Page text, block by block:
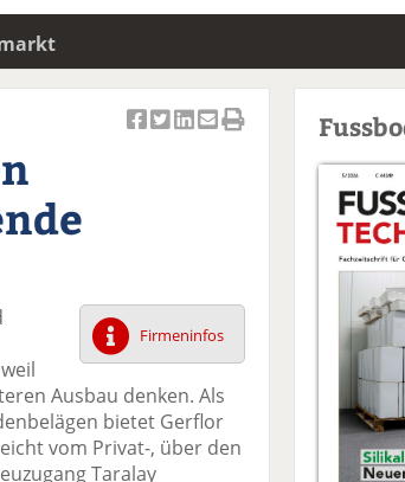
F
ac
e
b
o
o
k
tt
er
Li
n
di
n
te
E
m
v
er
se
ck
e
Firmeninfos
Ausbau denken. Als
bietet Gerflor
vom Privat-, über den
Taralay